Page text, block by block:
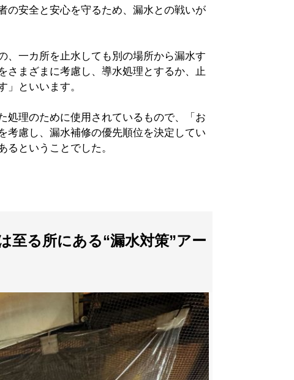
の安全と安心を守るため、漏水との戦いが
、一カ所を止水しても別の場所から漏水す
さまざまに考慮し、導水処理とするか、止
」といいます。
処理のために使用されているもので、「お
考慮し、漏水補修の優先順位を決定してい
るということでした。
至る所にある“漏水対策”アー